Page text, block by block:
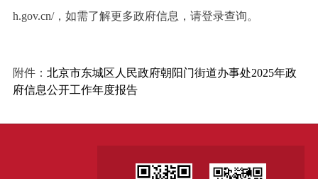
h.gov.cn/，如需了解更多政府信息，请登录查询。
附件： 北京市东城区人民政府朝阳门街道办事处2025年政
府信息公开工作年度报告